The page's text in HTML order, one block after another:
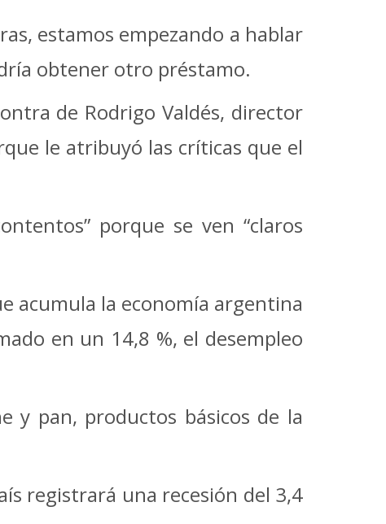
estamos empezando a hablar
obtener otro préstamo.
de Rodrigo Valdés, director
le atribuyó las críticas que el
porque se ven “claros
acumula la economía argentina
en un 14,8 %, el desempleo
y pan, productos básicos de la
registrará una recesión del 3,4